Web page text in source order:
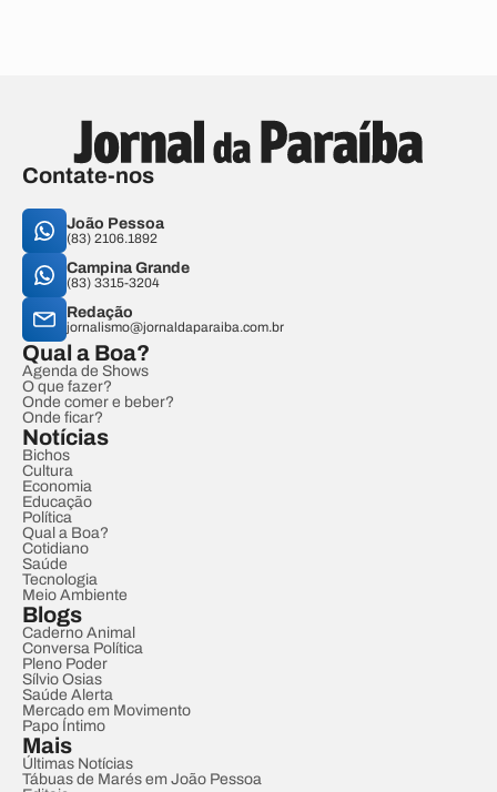
Contate-nos
João Pessoa
(83) 2106.1892
Campina Grande
(83) 3315-3204
Redação
jornalismo@jornaldaparaiba.com.br
Qual a Boa?
Agenda de Shows
O que fazer?
Onde comer e beber?
Onde ficar?
Notícias
Bichos
Cultura
Economia
Educação
Política
Qual a Boa?
Cotidiano
Saúde
Tecnologia
Meio Ambiente
Blogs
Caderno Animal
Conversa Política
Pleno Poder
Sílvio Osias
Saúde Alerta
Mercado em Movimento
Papo Íntimo
Mais
Últimas Notícias
Tábuas de Marés em João Pessoa